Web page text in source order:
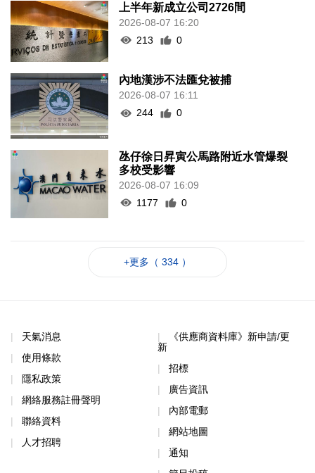
上半年新成立公司2726間
2026-08-07 16:20
213
0
內地漢涉不法匯兌被捕
2026-08-07 16:11
244
0
氹仔徐日昇寅公馬路附近水管爆裂
多校受影響
2026-08-07 16:09
1177
0
+更多（ 334 ）
天氣消息
使用條款
隱私政策
網絡服務註冊聲明
聯絡資料
人才招聘
《供應商資料庫》新申請/更
新
招標
廣告資訊
內部電郵
網站地圖
通知